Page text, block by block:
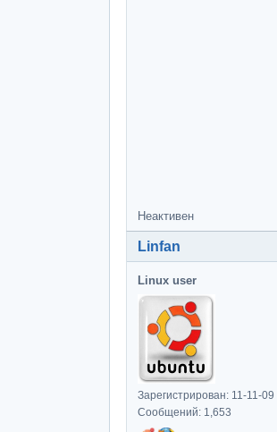
Неактивен
Linfan
Linux user
Зарегистрирован: 11-11-09
Сообщений: 1,653